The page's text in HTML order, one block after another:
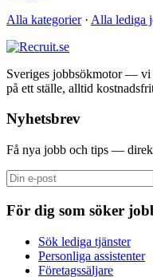
Alla kategorier· Alla lediga
Sveriges jobbsökmotor — vi
på ett ställe, alltid
Nyhetsbrev
Få nya jobb och tips —
För dig som söker
Sök lediga tjänster
Personliga assistenter
Företagssäljare